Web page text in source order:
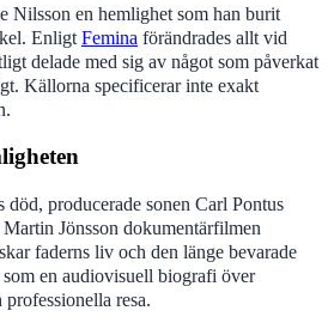
Nilsson en hemlighet som han burit
Enligt Femina förändrades allt vid
delade med sig av något som påverkat
Källorna specificerar inte exakt
producerade sonen Carl Pontus
Jönsson dokumentärfilmen
faderns liv och den länge bevarade
en audiovisuell biografi över
resa.